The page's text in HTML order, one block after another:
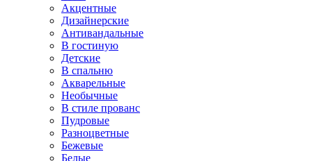
Акцентные
Дизайнерские
Антивандальные
В гостиную
Детские
В спальню
Акварельные
Необычные
В стиле прованс
Пудровые
Разноцветные
Бежевые
Белые